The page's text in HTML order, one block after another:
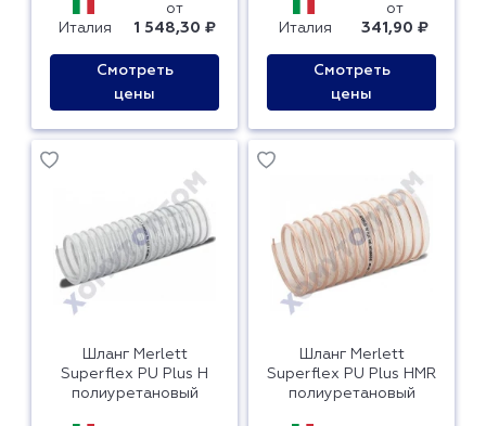
Италия
от
1 548,30 ₽
Смотреть
цены
Италия
от
341,90 ₽
Смотреть
цены
Шланг Merlett
Superflex PU Plus H
полиуретановый
Шланг Merlett
Superflex PU Plus HMR
полиуретановый